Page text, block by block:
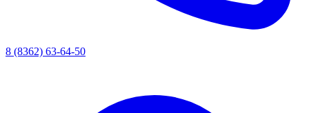
8 (8362) 63-64-50